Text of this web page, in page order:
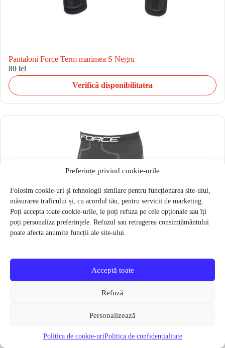
Preferințe privind cookie-urile
Folosim cookie-uri și tehnologii similare pentru funcționarea site-ului,
măsurarea traficului și, cu acordul tău, pentru servicii de marketing.
Poți accepta toate cookie-urile, le poți refuza pe cele opționale sau îți
poți personaliza preferințele. Refuzul sau retragerea consimțământului
poate afecta anumite funcții ale site-ului.
Acceptă toate
Refuză
Personalizează
Politica de cookie-uriPolitica de confidențialitate
Pantaloni Force Term marimea S Negru
80 lei
Verifică disponibilitatea
Pantaloni functionali Force Frost marime L-XL Negru